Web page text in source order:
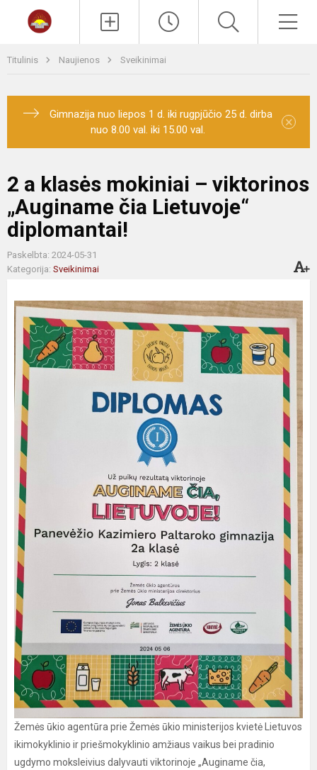
Titulinis Naujienos Sveikinimai
Gimnazija nuo liepos 1 d. iki rugpjūčio 25 d. dirba
nuo 8.00 val. iki 15.00 val.
×
2 a klasės mokiniai – viktorinos
„Auginame čia Lietuvoje“
diplomantai!
Paskelbta: 2024-05-31
Kategorija: Sveikinimai
Žemės ūkio agentūra prie Žemės ūkio ministerijos kvietė Lietuvos
ikimokyklinio ir priešmokyklinio amžiaus vaikus bei pradinio
ugdymo moksleivius dalyvauti viktorinoje „Auginame čia,